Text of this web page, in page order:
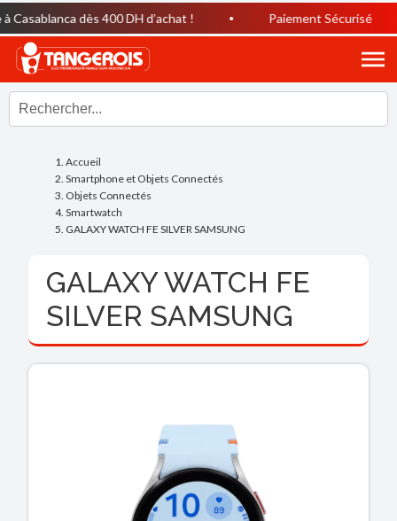
dès 400 DH d’achat ! Paiement Sécurisé
Accueil
Smartphone et Objets Connectés
Objets Connectés
Smartwatch
GALAXY WATCH FE SILVER SAMSUNG
GALAXY WATCH FE
SILVER SAMSUNG